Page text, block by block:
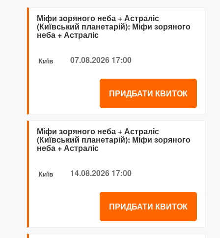
Міфи зоряного неба + Астраліс
(Київський планетарій): Міфи зоряного
неба + Астраліс
Київ 07.08.2026 17:00
ПРИДБАТИ КВИТОК
Міфи зоряного неба + Астраліс
(Київський планетарій): Міфи зоряного
неба + Астраліс
Київ 14.08.2026 17:00
ПРИДБАТИ КВИТОК